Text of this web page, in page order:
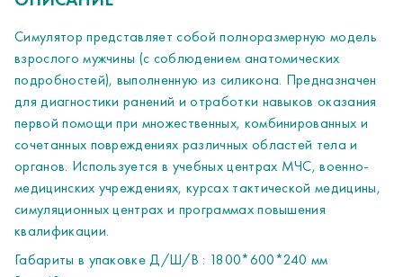
Симулятор представляет собой полноразмерную модель
взрослого мужчины (с соблюдением анатомических
подробностей), выполненную из силикона. Предназначен
для диагностики ранений и отработки навыков оказания
первой помощи при множественных, комбинированных и
сочетанных повреждениях различных областей тела и
органов. Используется в учебных центрах МЧС, военно-
медицинских учреждениях, курсах тактической медицины,
симуляционных центрах и программах повышения
квалификации.
Габариты в упаковке Д/Ш/В : 1800*600*240 мм